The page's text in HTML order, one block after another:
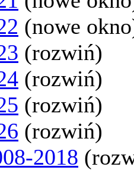
(nowe
(rozwiń)
(rozwiń)
(rozwiń)
(rozwiń)
2018